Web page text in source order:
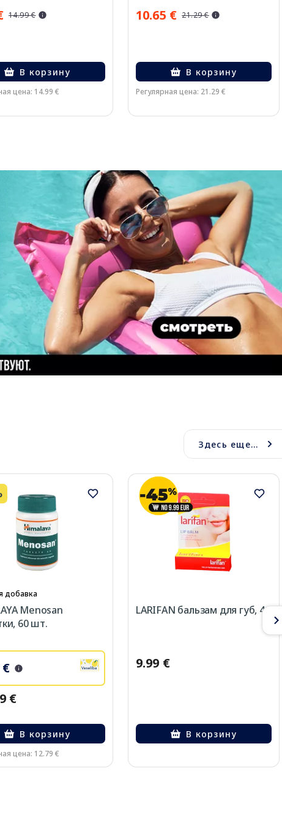
14.99 €
В корзину
цена: 14.99 €
10.65 € 21.29 €
В корзину
Регулярная цена: 21.29 €
Здесь еще...
добавка
Menosan
60 шт.
€
€
В корзину
цена: 12.79 €
LARIFAN бальзам для губ, 4 г
9.99 €
В корзину